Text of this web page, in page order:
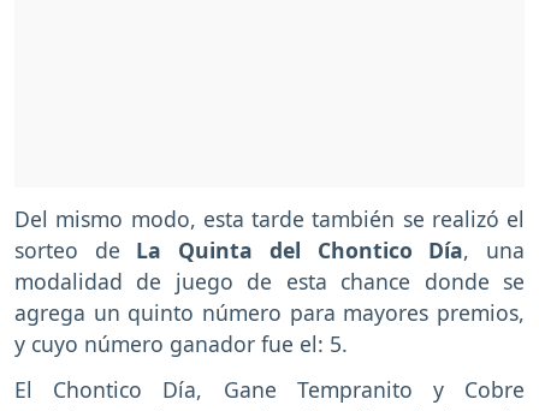
Del mismo modo, esta tarde también se realizó el
sorteo de La Quinta del Chontico Día, una
modalidad de juego de esta chance donde se
agrega un quinto número para mayores premios,
y cuyo número ganador fue el: 5.
El Chontico Día, Gane Tempranito y Cobre